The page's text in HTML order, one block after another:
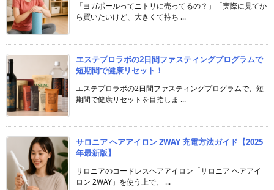
「ヨガポールってニトリに売ってるの？」「実際に見てか
ら買いたいけど、大きくて持ち ...
エステプロラボの2日間ファスティングプログラムで
短期間で健康リセット！
エステプロラボの2日間ファスティングプログラムで、短
期間で健康リセットを目指しま ...
サロニア ヘアアイロン 2WAY 充電方法ガイド【2025
年最新版】
サロニアのコードレスヘアアイロン「サロニア ヘアアイ
ロン 2WAY」を使う上で、 ...